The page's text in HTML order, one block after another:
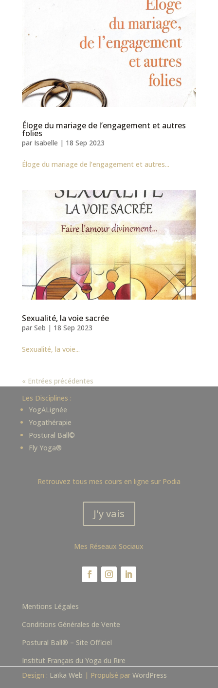
Éloge du mariage de l’engagement et autres
folies
par Isabelle | 18 Sep 2023
Éloge du mariage de l’engagement et autres...
Sexualité, la voie sacrée
par Seb | 18 Sep 2023
Sexualité, la voie...
« Entrées précédentes
Les Disciplines :
YogALignée
Yogathérapie
Postural Ball©
Fly Yoga®
Retrouvez tous mes cours en ligne sur Podia
J'y vais
Mes Réseaux Sociaux
Mentions Légales
Conditions Générales de Vente
Postural Ball® – Site Officiel
Institut Français du Yoga du Rire
Design : Laïka Web | Propulsé par WordPress